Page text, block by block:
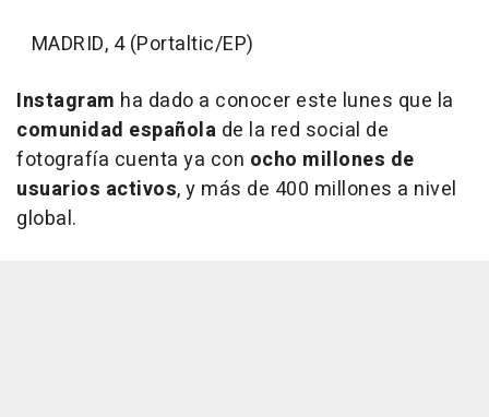
MADRID, 4 (Portaltic/EP)
Instagram ha dado a conocer este lunes que la
comunidad española de la red social de
fotografía cuenta ya con ocho millones de
usuarios activos, y más de 400 millones a nivel
global.